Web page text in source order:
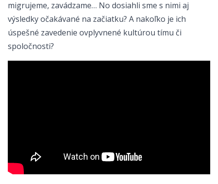
migrujeme, zavádzame… No dosiahli sme s nimi aj
výsledky očakávané na začiatku? A nakoľko je ich
úspešné zavedenie ovplyvnené kultúrou tímu či
spoločnosti?